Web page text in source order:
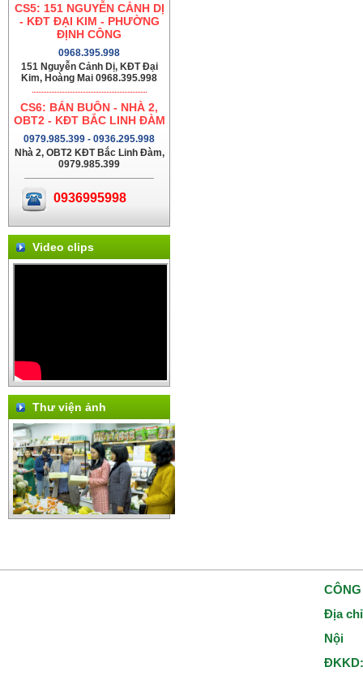
CS5: 151 NGUYỄN CẢNH DỊ
- KĐT ĐẠI KIM - PHƯỜNG
ĐỊNH CÔNG
0968.395.998
151 Nguyễn Cảnh Dị, KĐT Đại
Kim, Hoàng Mai 0968.395.998
CS6: BÁN BUÔN - NHÀ 2,
OBT2 - KĐT BẮC LINH ĐÀM
0979.985.399 - 0936.295.998
Nhà 2, OBT2 KĐT Bắc Linh Đàm,
0979.985.399
0936995998
Video clips
Thư viện ảnh
Địa
Nội